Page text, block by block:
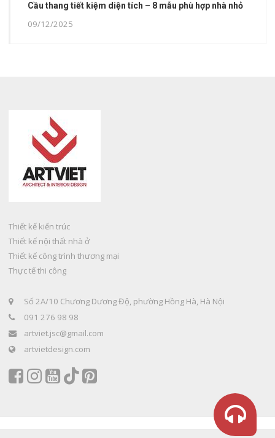
Cầu thang tiết kiệm diện tích – 8 mẫu phù hợp nhà nhỏ
09/12/2025
Thiết kế kiến trúc
Thiết kế nội thất nhà ở
Thiết kế công trình thương mại
Thực tế thi công
Số 2A/10 Chương Dương Độ, phường Hồng Hà, Hà Nội
091 276 98 98
artviet.jsc@gmail.com
artvietdesign.com